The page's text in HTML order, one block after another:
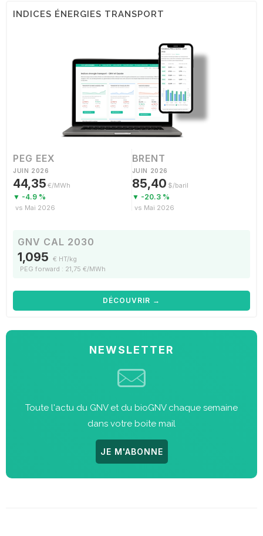
INDICES ÉNERGIES TRANSPORT
PEG EEX
JUIN 2026
44,35 €/MWh
▼ -4.9 %
vs Mai 2026
BRENT
JUIN 2026
85,40 $/baril
▼ -20.3 %
vs Mai 2026
GNV CAL 2030
1,095 € HT/kg
PEG forward : 21,75 €/MWh
DÉCOUVRIR →
NEWSLETTER
Toute l'actu du GNV et du bioGNV chaque semaine
dans votre boite mail
JE M'ABONNE